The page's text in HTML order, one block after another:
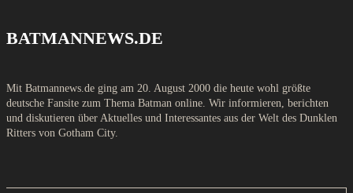
BATMANNEWS.DE
Mit Batmannews.de ging am 20. August 2000 die heute wohl größte
deutsche Fansite zum Thema Batman online. Wir informieren, berichten
und diskutieren über Aktuelles und Interessantes aus der Welt des Dunklen
Ritters von Gotham City.